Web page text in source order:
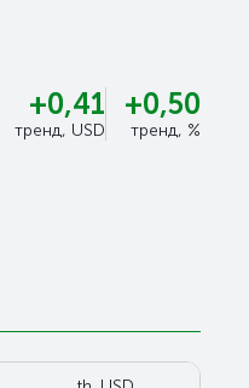
+0,41
тренд, USD
+0,50
тренд, %